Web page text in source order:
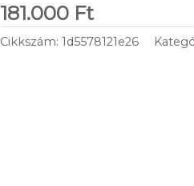
181.000 Ft
Cikkszám:1d5578121e26